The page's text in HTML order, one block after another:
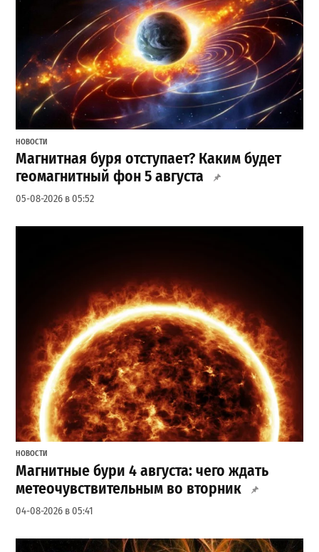
НОВОСТИ
Магнитная буря отступает? Каким будет
геомагнитный фон 5 августа
05-08-2026 в 05:52
НОВОСТИ
Магнитные бури 4 августа: чего ждать
метеочувствительным во вторник
04-08-2026 в 05:41